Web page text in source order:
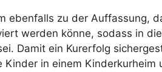
ebenfalls zu der Auffassung,
werden könne, sodass in
Damit ein Kurerfolg
Kinder in einem Kinderkurheim